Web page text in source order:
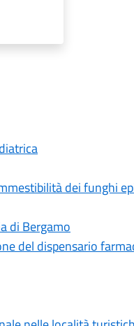
dei funghi
di Bergamo
del dispensario